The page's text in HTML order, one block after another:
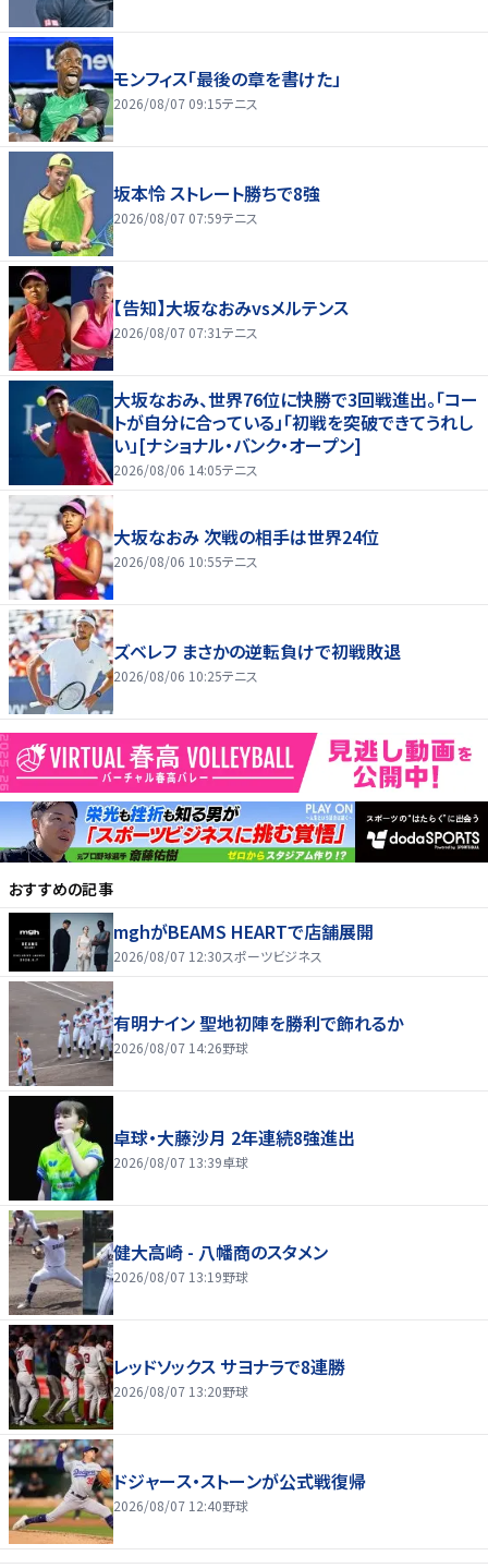
モンフィス「最後の章を書けた」
2026/08/07 09:15テニス
坂本怜 ストレート勝ちで8強
2026/08/07 07:59テニス
【告知】大坂なおみvsメルテンス
2026/08/07 07:31テニス
大坂なおみ、世界76位に快勝で3回戦進出。「コー
トが自分に合っている」「初戦を突破できてうれし
い」[ナショナル・バンク・オープン]
2026/08/06 14:05テニス
大坂なおみ 次戦の相手は世界24位
2026/08/06 10:55テニス
ズベレフ まさかの逆転負けで初戦敗退
2026/08/06 10:25テニス
おすすめの記事
mghがBEAMS HEARTで店舗展開
2026/08/07 12:30スポーツビジネス
有明ナイン 聖地初陣を勝利で飾れるか
2026/08/07 14:26野球
卓球・大藤沙月 2年連続8強進出
2026/08/07 13:39卓球
健大高崎 - 八幡商のスタメン
2026/08/07 13:19野球
レッドソックス サヨナラで8連勝
2026/08/07 13:20野球
ドジャース・ストーンが公式戦復帰
2026/08/07 12:40野球